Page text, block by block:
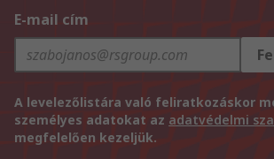
E-mail cím
A levelezőlistára való feliratkozáskor
személyes adatokat az adatvédelmi
megfelelően kezeljük.